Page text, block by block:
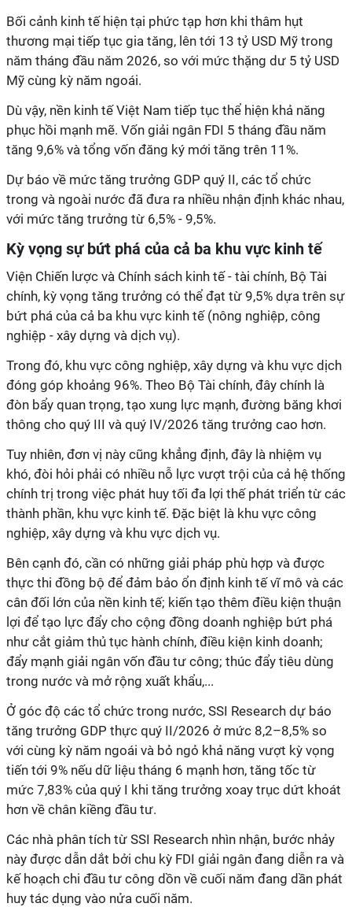
Bối cảnh kinh tế hiện tại phức tạp hơn khi thâm hụt
thương mại tiếp tục gia tăng, lên tới 13 tỷ USD Mỹ trong
năm tháng đầu năm 2026, so với mức thặng dư 5 tỷ USD
Mỹ cùng kỳ năm ngoái.
Dù vậy, nền kinh tế Việt Nam tiếp tục thể hiện khả năng
phục hồi mạnh mẽ. Vốn giải ngân FDI 5 tháng đầu năm
tăng 9,6% và tổng vốn đăng ký mới tăng trên 11%.
Dự báo về mức tăng trưởng GDP quý II, các tổ chức
trong và ngoài nước đã đưa ra nhiều nhận định khác nhau,
với mức tăng trưởng từ 6,5% - 9,5%.
Kỳ vọng sự bứt phá của cả ba khu vực kinh tế
Viện Chiến lược và Chính sách kinh tế - tài chính, Bộ Tài
chính, kỳ vọng tăng trưởng có thể đạt từ 9,5% dựa trên sự
bứt phá của cả ba khu vực kinh tế (nông nghiệp, công
nghiệp - xây dựng và dịch vụ).
Trong đó, khu vực công nghiệp, xây dựng và khu vực dịch
đóng góp khoảng 96%. Theo Bộ Tài chính, đây chính là
đòn bẩy quan trọng, tạo xung lực mạnh, đường băng khơi
thông cho quý III và quý IV/2026 tăng trưởng cao hơn.
Tuy nhiên, đơn vị này cũng khẳng định, đây là nhiệm vụ
khó, đòi hỏi phải có nhiều nỗ lực vượt trội của cả hệ thống
chính trị trong việc phát huy tối đa lợi thế phát triển từ các
thành phần, khu vực kinh tế. Đặc biệt là khu vực công
nghiệp, xây dựng và khu vực dịch vụ.
Bên cạnh đó, cần có những giải pháp phù hợp và được
thực thi đồng bộ để đảm bảo ổn định kinh tế vĩ mô và các
cân đối lớn của nền kinh tế; kiến tạo thêm điều kiện thuận
lợi để tạo lực đẩy cho cộng đồng doanh nghiệp bứt phá
như cắt giảm thủ tục hành chính, điều kiện kinh doanh;
đẩy mạnh giải ngân vốn đầu tư công; thúc đẩy tiêu dùng
trong nước và mở rộng xuất khẩu,...
Ở góc độ các tổ chức trong nước, SSI Research dự báo
tăng trưởng GDP thực quý II/2026 ở mức 8,2–8,5% so
với cùng kỳ năm ngoái và bỏ ngỏ khả năng vượt kỳ vọng
tiến tới 9% nếu dữ liệu tháng 6 mạnh hơn, tăng tốc từ
mức 7,83% của quý I khi tăng trưởng xoay trục dứt khoát
hơn về chân kiềng đầu tư.
Các nhà phân tích từ SSI Research nhìn nhận, bước nhảy
này được dẫn dắt bởi chu kỳ FDI giải ngân đang diễn ra và
kế hoạch chi đầu tư công dồn về cuối năm đang dần phát
huy tác dụng vào nửa cuối năm.